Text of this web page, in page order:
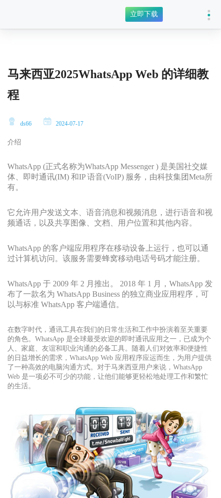
立即下载
马来西亚2025WhatsApp Web 的详细教
程
ds66 2024-07-17
介绍
WhatsApp (正式名称为WhatsApp Messenger ) 是美国社交媒
体、即时通讯(IM) 和IP 语音(VoIP) 服务，由科技集团Meta所
有。
它允许用户发送文本、语音消息和视频消息，进行语音和视
频通话，以及共享图像、文档、用户位置和其他内容。
WhatsApp 的客户端应用程序在移动设备上运行，也可以通
过计算机访问。该服务需要蜂窝移动电话号码才能注册。
WhatsApp 于 2009 年 2 月推出。 2018 年 1 月，WhatsApp 发
布了一款名为 WhatsApp Business 的独立商业应用程序，可
以与标准 WhatsApp 客户端通信。
在数字时代，通讯工具在我们的日常生活和工作中扮演着至关重要
的角色。WhatsApp 是全球最受欢迎的即时通讯应用之一，已成为个
人、家庭、友谊和职业沟通的必备工具。随着人们对效率和便捷性
的日益增长的需求，WhatsApp Web 应用程序应运而生，为用户提供
了一种高效的电脑沟通方式。对于马来西亚用户来说，WhatsApp
Web 是一项必不可少的功能，让他们能够更轻松地处理工作和繁忙
的生活。